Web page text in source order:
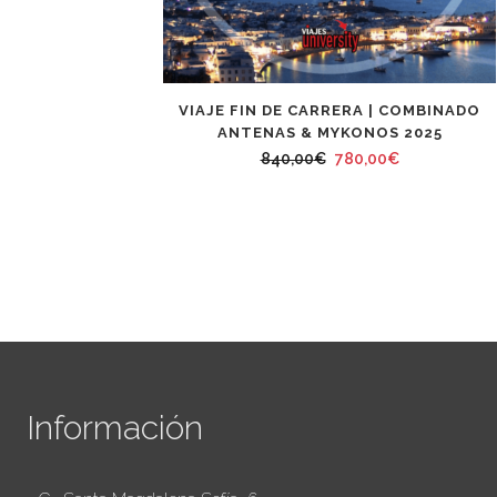
VIAJE FIN DE CARRERA | COMBINADO
ANTENAS & MYKONOS 2025
840,00€ El
780,00€El
Información